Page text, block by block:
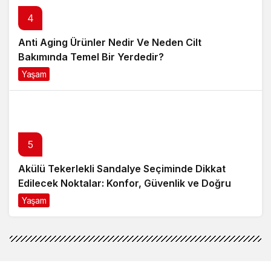
4
Anti Aging Ürünler Nedir Ve Neden Cilt
Bakımında Temel Bir Yerdedir?
Yaşam
5
Akülü Tekerlekli Sandalye Seçiminde Dikkat
Edilecek Noktalar: Konfor, Güvenlik ve Doğru
Model Tercihi
Yaşam